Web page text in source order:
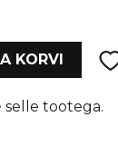
KORVI
selle tootega.